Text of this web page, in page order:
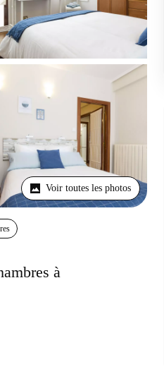
Voir toutes les photos
à